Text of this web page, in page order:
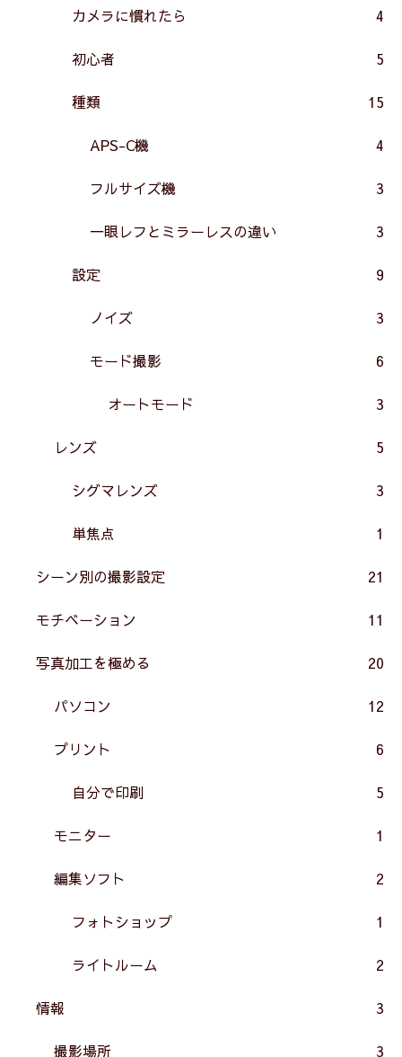
カメラに慣れたら 4
初心者 5
種類 15
APS-C機 4
フルサイズ機 3
一眼レフとミラーレスの違い 3
設定 9
ノイズ 3
モード撮影 6
オートモード 3
レンズ 5
シグマレンズ 3
単焦点 1
シーン別の撮影設定 21
モチベーション 11
写真加工を極める 20
パソコン 12
プリント 6
自分で印刷 5
モニター 1
編集ソフト 2
フォトショップ 1
ライトルーム 2
情報 3
撮影場所 3